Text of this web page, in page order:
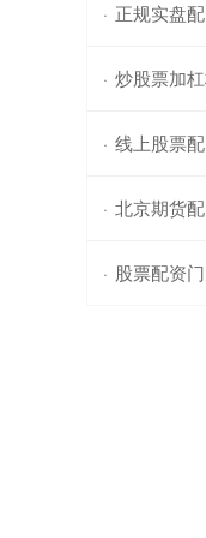
· 正规实盘配
· 炒股票加
· 线上股票
· 北京期货配
· 股票配资门